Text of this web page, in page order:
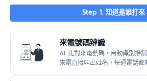
Step 1. 知道是誰打來
來電號碼辨識
AI 比對來電號碼，自動識別推
來電直接叫出姓名，每通電話都